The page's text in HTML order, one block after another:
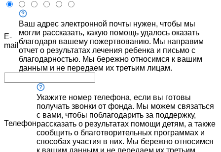
E-
mail
Ваш адрес электронной почты нужен, чтобы мы
могли рассказать, какую помощь удалось оказать
благодаря вашему пожертвованию. Мы направим
отчет о результатах лечения ребенка и письмо с
благодарностью. Мы бережно относимся к вашим
данным и не передаем их третьим лицам.
Телефон
Укажите номер телефона, если вы готовы
получать звонки от фонда. Мы можем связаться
с вами, чтобы поблагодарить за поддержку,
рассказать о результатах помощи детям, а также
сообщить о благотворительных программах и
способах участия в них. Мы бережно относимся
к вашим данным и не передаем их третьим